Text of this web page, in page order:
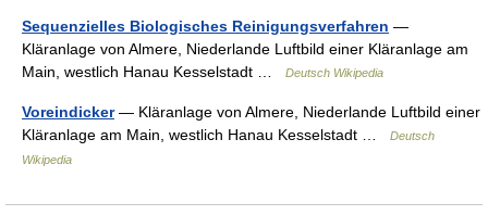
Sequenzielles Biologisches Reinigungsverfahren —
Kläranlage von Almere, Niederlande Luftbild einer Kläranlage am
Main, westlich Hanau Kesselstadt …
Deutsch Wikipedia
Voreindicker— Kläranlage von Almere, Niederlande Luftbild einer
Kläranlage am Main, westlich Hanau Kesselstadt …
Deutsch
Wikipedia